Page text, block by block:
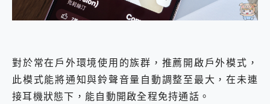
對於常在戶外環境使用的族群，推薦開啟戶外模式，
此模式能將通知與鈴聲音量自動調整至最大，在未連
接耳機狀態下，能自動開啟全程免持通話。